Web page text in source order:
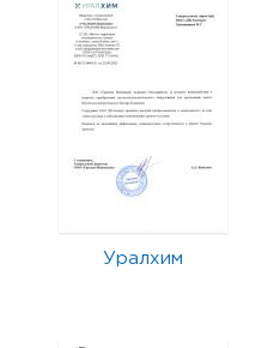
Уралхим